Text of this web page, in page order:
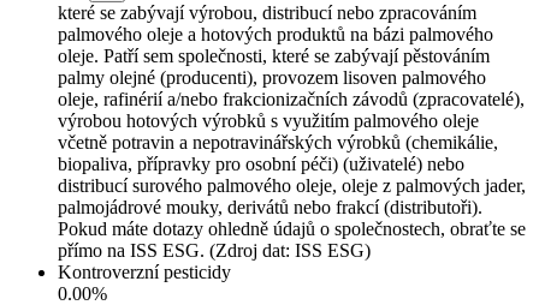
které se zabývají výrobou, distribucí nebo zpracováním
palmového oleje a hotových produktů na bázi palmového
oleje. Patří sem společnosti, které se zabývají pěstováním
palmy olejné (producenti), provozem lisoven palmového
oleje, rafinérií a/nebo frakcionizačních závodů (zpracovatelé),
výrobou hotových výrobků s využitím palmového oleje
včetně potravin a nepotravinářských výrobků (chemikálie,
biopaliva, přípravky pro osobní péči) (uživatelé) nebo
distribucí surového palmového oleje, oleje z palmových jader,
palmojádrové mouky, derivátů nebo frakcí (distributoři).
Pokud máte dotazy ohledně údajů o společnostech, obraťte se
přímo na ISS ESG. (Zdroj dat: ISS ESG)
Kontroverzní pesticidy
0.00%